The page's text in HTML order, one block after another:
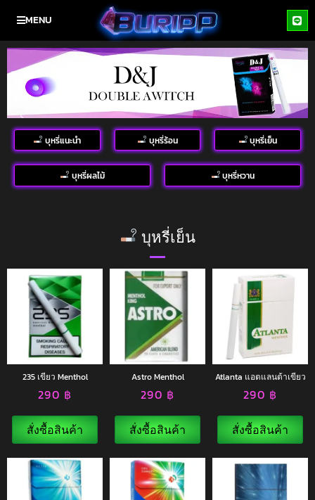
MENU
บุหรี่แนะนำ บุหรี่ร้อน บุหรี่เย็น
บุหรี่ผลไม้ บุหรี่หวาน
บุหรี่เย็น
235 เขียว Menthol
290 ฿
สั่งซื้อสินค้า
Astro Menthol
290 ฿
สั่งซื้อสินค้า
Atlanta แอตแลนต้าเขียว
290 ฿
สั่งซื้อสินค้า